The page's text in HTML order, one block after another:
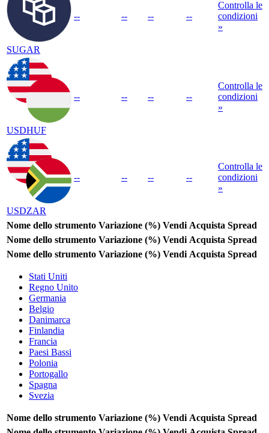
SUGAR
-- -- -- --
Controlla le
condizioni
»
USDHUF
-- -- -- --
Controlla le
condizioni
»
USDZAR
-- -- -- --
Controlla le
condizioni
»
Nome dello strumento Variazione (%) Vendi Acquista Spread
Nome dello strumento Variazione (%) Vendi Acquista Spread
Nome dello strumento Variazione (%) Vendi Acquista Spread
Stati Uniti
Regno Unito
Germania
Belgio
Danimarca
Finlandia
Francia
Paesi Bassi
Polonia
Portogallo
Spagna
Svezia
Nome dello strumento Variazione (%) Vendi Acquista Spread